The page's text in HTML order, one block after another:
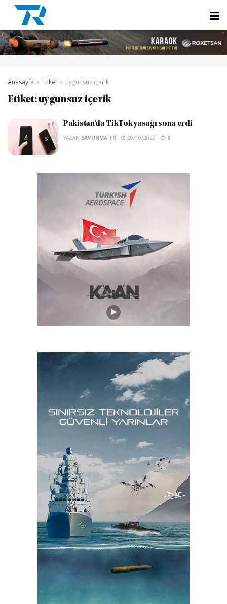
Anasayfa Etiket uygunsuz içerik
Etiket:uygunsuz içerik
Pakistan’da TikTok yasağı sona erdi
YAZAN SAVUNMA TR 20/10/2020 0